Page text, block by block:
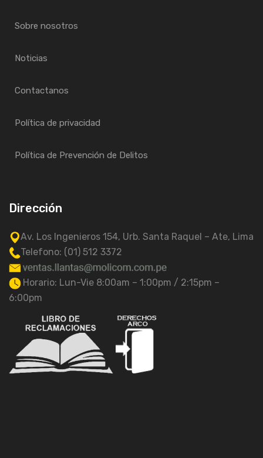
Sobre nosotros
Noticias
Contactanos
Política de privacidad
Política de Prevención de Delitos
Dirección
Av. Los Ingenieros 154, Urb. Santa Raquel – Ate, Lima
Telefono: (01) 512 3372
Horario: Lun-Vie 8:00am – 1:00pm / 2:15pm –
6:00pm